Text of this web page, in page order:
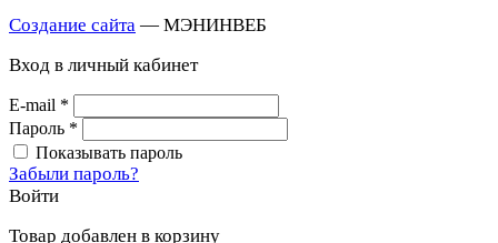
Создание сайта — МЭНИНВЕБ
Вход в личный кабинет
E-mail *
Пароль *
Показывать пароль
Забыли пароль?
Войти
Товар добавлен в корзину